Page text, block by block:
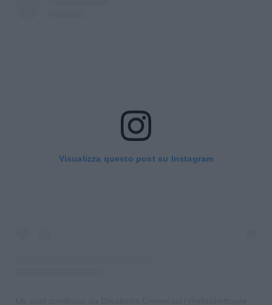
Visualizza questo post su Instagram